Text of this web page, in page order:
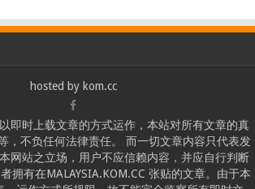
hosted by kom.cc
即时上载文章的方式运作，本站对所有文章的真
，不负任何法律责任。 而一切文章内容只代表发
网站之立场，用户不应信赖内容，并应自行判断
拥有在MALAYSIA.KOM.CC 张贴的文章。由于本